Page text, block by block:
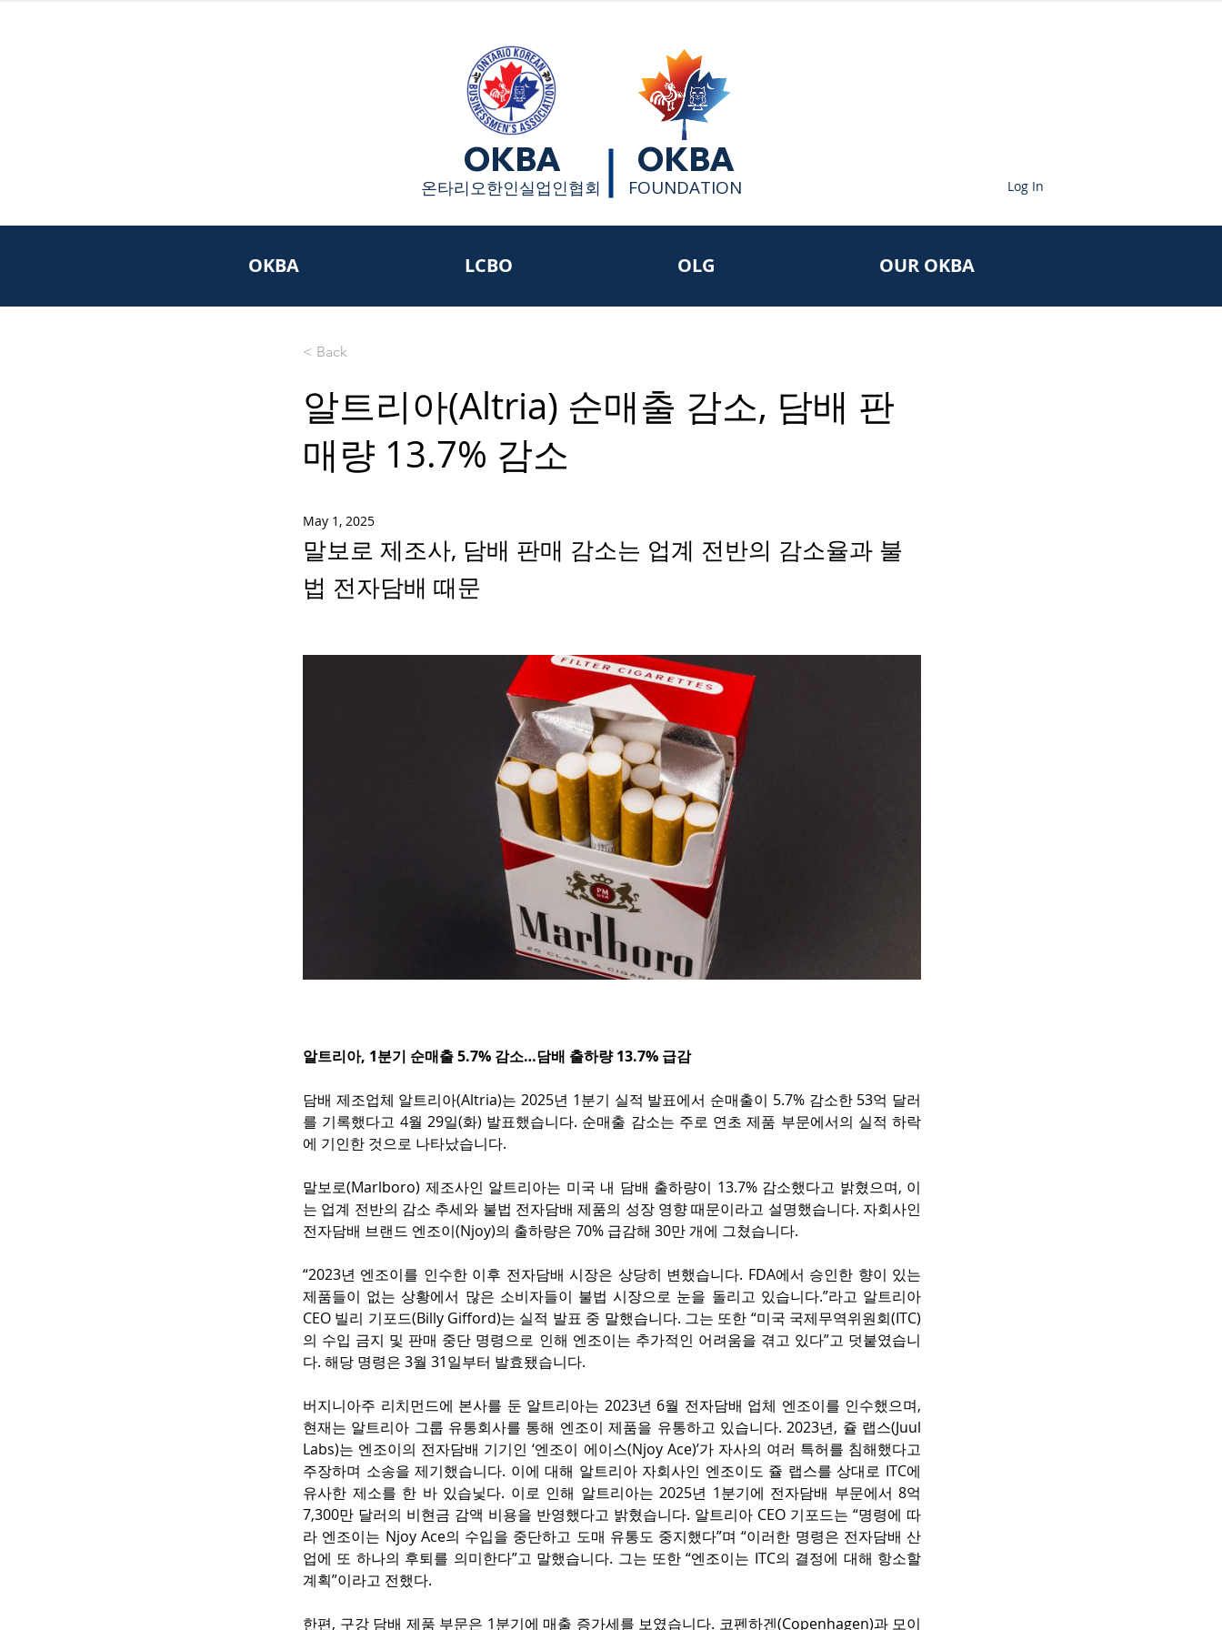
OKBA
​온타리오한인실업인협회
OKBA
FOUNDATION Log In
OKBA LCBO OLG OUR OKBA
< Back
알트리아(Altria) 순매출 감소, 담배 판
매량 13.7% 감소
May 1, 2025
말보로 제조사, 담배 판매 감소는 업계 전반의 감소율과 불
법 전자담배 때문
알트리아, 1분기 순매출 5.7% 감소…담배 출하량 13.7% 급감
담배 제조업체 알트리아(Altria)는 2025년 1분기 실적 발표에서 순매출이 5.7% 감소한 53억 달러
를 기록했다고 4월 29일(화) 발표했습니다. 순매출 감소는 주로 연초 제품 부문에서의 실적 하락
에 기인한 것으로 나타났습니다.
말보로(Marlboro) 제조사인 알트리아는 미국 내 담배 출하량이 13.7% 감소했다고 밝혔으며, 이
는 업계 전반의 감소 추세와 불법 전자담배 제품의 성장 영향 때문이라고 설명했습니다. 자회사인
전자담배 브랜드 엔조이(Njoy)의 출하량은 70% 급감해 30만 개에 그쳤습니다.
“2023년 엔조이를 인수한 이후 전자담배 시장은 상당히 변했습니다. FDA에서 승인한 향이 있는
제품들이 없는 상황에서 많은 소비자들이 불법 시장으로 눈을 돌리고 있습니다.”라고 알트리아
CEO 빌리 기포드(Billy Gifford)는 실적 발표 중 말했습니다. 그는 또한 “미국 국제무역위원회(ITC)
의 수입 금지 및 판매 중단 명령으로 인해 엔조이는 추가적인 어려움을 겪고 있다”고 덧붙였습니
다. 해당 명령은 3월 31일부터 발효됐습니다.
버지니아주 리치먼드에 본사를 둔 알트리아는 2023년 6월 전자담배 업체 엔조이를 인수했으며,
현재는 알트리아 그룹 유통회사를 통해 엔조이 제품을 유통하고 있습니다. 2023년, 쥴 랩스(Juul
Labs)는 엔조이의 전자담배 기기인 ‘엔조이 에이스(Njoy Ace)’가 자사의 여러 특허를 침해했다고
주장하며 소송을 제기했습니다. 이에 대해 알트리아 자회사인 엔조이도 쥴 랩스를 상대로 ITC에
유사한 제소를 한 바 있습닟다. 이로 인해 알트리아는 2025년 1분기에 전자담배 부문에서 8억
7,300만 달러의 비현금 감액 비용을 반영했다고 밝혔습니다. 알트리아 CEO 기포드는 “명령에 따
라 엔조이는 Njoy Ace의 수입을 중단하고 도매 유통도 중지했다”며 “이러한 명령은 전자담배 산
업에 또 하나의 후퇴를 의미한다”고 말했습니다. 그는 또한 “엔조이는 ITC의 결정에 대해 항소할
계획”이라고 전했다.
한편, 구강 담배 제품 부문은 1분기에 매출 증가세를 보였습니다. 코펜하겐(Copenhagen)과 모이